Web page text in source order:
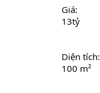
Giá:
13tỷ
Diện tích:
100 m²